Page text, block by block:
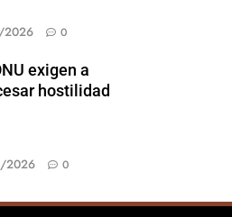
0
exigen a
hostilidad
2026 0